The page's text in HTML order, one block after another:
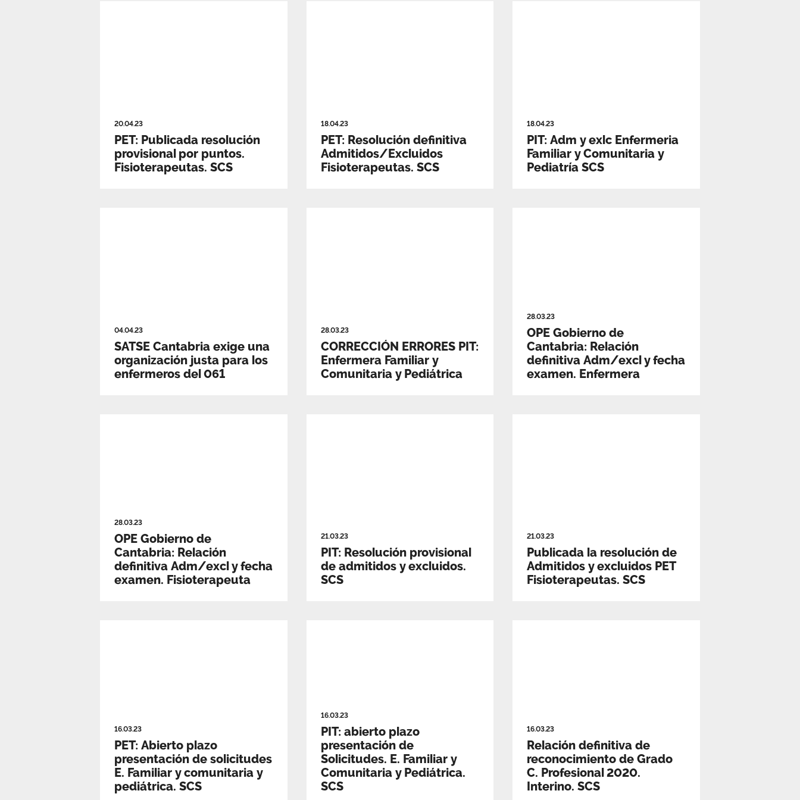
20.04.23
PET: Publicada resolución
provisional por puntos.
Fisioterapeutas. SCS
18.04.23
PET: Resolución definitiva
Admitidos/Excluidos
Fisioterapeutas. SCS
18.04.23
PIT: Adm y exlc Enfermeria
Familiar y Comunitaria y
Pediatría SCS
04.04.23
SATSE Cantabria exige una
organización justa para los
enfermeros del 061
28.03.23
CORRECCIÓN ERRORES PIT:
Enfermera Familiar y
Comunitaria y Pediátrica
28.03.23
OPE Gobierno de
Cantabria: Relación
definitiva Adm/excl y fecha
examen. Enfermera
28.03.23
OPE Gobierno de
Cantabria: Relación
definitiva Adm/excl y fecha
examen. Fisioterapeuta
21.03.23
PIT: Resolución provisional
de admitidos y excluidos.
SCS
21.03.23
Publicada la resolución de
Admitidos y excluidos PET
Fisioterapeutas. SCS
16.03.23
PET: Abierto plazo
presentación de solicitudes
E. Familiar y comunitaria y
pediátrica. SCS
16.03.23
PIT: abierto plazo
presentación de
Solicitudes. E. Familiar y
Comunitaria y Pediátrica.
SCS
16.03.23
Relación definitiva de
reconocimiento de Grado
C. Profesional 2020.
Interino. SCS